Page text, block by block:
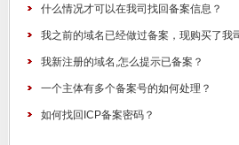
什么情况才可以在我司找回备案信息？
我之前的域名已经做过备案，现购买了我
我新注册的域名,怎么提示已备案？
一个主体有多个备案号的如何处理？
如何找回ICP备案密码？